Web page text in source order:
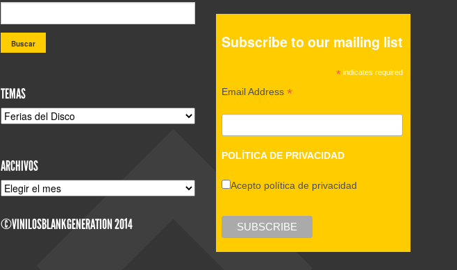
TEMAS
TEMAS
ARCHIVOS
ARCHIVOS
©VINILOSBLANKGENERATION 2014
Subscribe to our mailing list
* indicates required
Email Address*
POLÍTICA DE PRIVACIDAD
Acepto política de privacidad